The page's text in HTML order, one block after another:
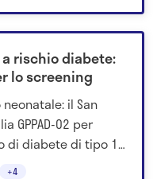
+4
rischio diabete:
lo screening
il San
GPPAD-02 per
di diabete di tipo 1
vita.